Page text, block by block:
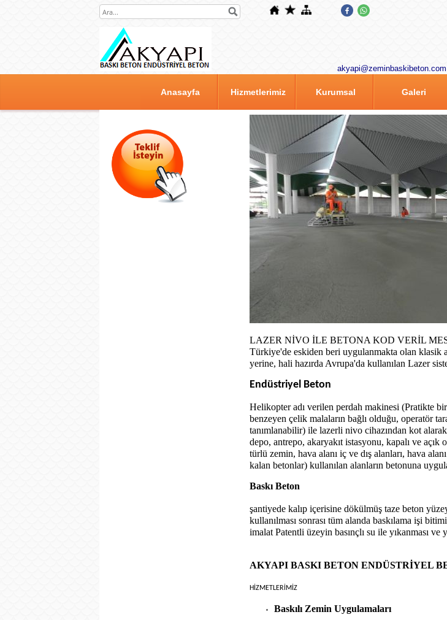
akyapi@zeminbaskibeton.com
Anasayfa Hizmetlerimiz Kurumsal Galeri
LAZER NİVO İLE BETONA KOD VERİL
Türkiye'de eskiden beri uygulanmakta olan klasik
yerine, hali hazırda Avrupa'da kullanılan Lazer
Endüstriyel Beton
Helikopter adı verilen perdah makinesi (Pratikte
benzeyen çelik malaların bağlı olduğu, operatör
tanımlanabilir) ile lazerli nivo cihazından kot
depo, antrepo, akaryakıt istasyonu, kapalı ve açık
türlü zemin, hava alanı iç ve dış alanları, hava
kalan betonlar) kullanılan alanların betonuna
Baskı Beton
şantiyede kalıp içerisine dökülmüş taze beton
kullanılması sonrası tüm alanda baskılama işi
imalat Patentli üzeyin basınçlı su ile yıkanması
AKYAPI BASKI BETON ENDÜSTRİYEL
HİZMETLERİMİZ
Baskılı Zemin Uygulamaları